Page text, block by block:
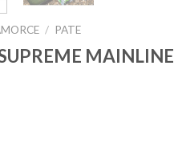
/ PATE
MAINLINE